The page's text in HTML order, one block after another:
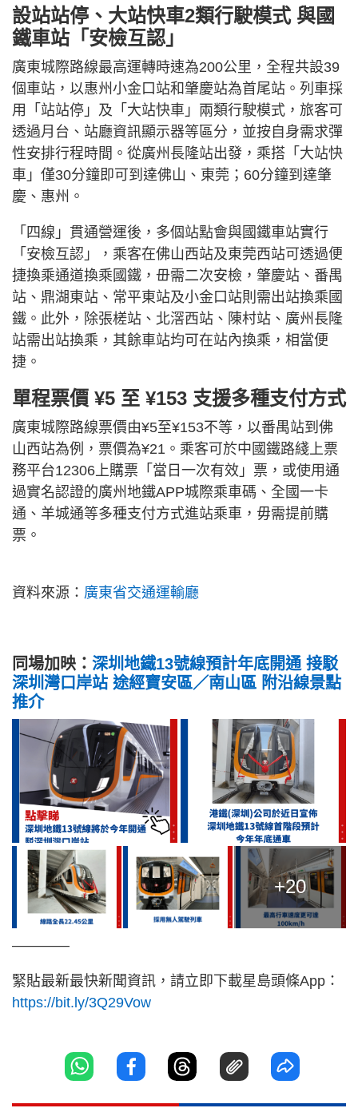
設站站停、大站快車2類行駛模式 與國
鐵車站「安檢互認」
廣東城際路線最高運轉時速為200公里，全程共設39
個車站，以惠州小金口站和肇慶站為首尾站。列車採
用「站站停」及「大站快車」兩類行駛模式，旅客可
透過月台、站廳資訊顯示器等區分，並按自身需求彈
性安排行程時間。從廣州長隆站出發，乘搭「大站快
車」僅30分鐘即可到達佛山、東莞；60分鐘到達肇
慶、惠州。
「四線」貫通營運後，多個站點會與國鐵車站實行
「安檢互認」，乘客在佛山西站及東莞西站可透過便
捷換乘通道換乘國鐵，毌需二次安檢，肇慶站、番禺
站、鼎湖東站、常平東站及小金口站則需出站換乘國
鐵。此外，除張槎站、北滘西站、陳村站、廣州長隆
站需出站換乘，其餘車站均可在站內換乘，相當便
捷。
單程票價 ¥5 至 ¥153 支援多種支付方式
廣東城際路線票價由¥5至¥153不等，以番禺站到佛
山西站為例，票價為¥21。乘客可於中國鐵路綫上票
務平台12306上購票「當日一次有效」票，或使用通
過實名認證的廣州地鐵APP城際乘車碼、全國一卡
通、羊城通等多種支付方式進站乘車，毋需提前購
票。
資料來源： 廣東省交通運輸廳
同場加映： 深圳地鐵13號線預計年底開通 接駁
深圳灣口岸站 途經寶安區／南山區 附沿線景點
推介
+20
————
緊貼最新最快新聞資訊，請立即下載星島頭條App：
https://bit.ly/3Q29Vow